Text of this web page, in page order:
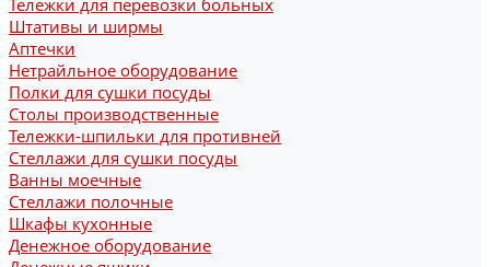
Тележки для перевозки больных
Штативы и ширмы
Аптечки
Нетрайльное оборудование
Полки для сушки посуды
Столы производственные
Тележки-шпильки для противней
Стеллажи для сушки посуды
Ванны моечные
Стеллажи полочные
Шкафы кухонные
Денежное оборудование